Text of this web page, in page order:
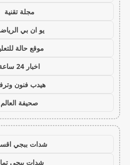
مجلة تقنية
يو ان بي
موقع حالة
اخبار 24 ساعة
هيدب فنون
صحيفة العالم
شدات ببجي
شدات ببجي